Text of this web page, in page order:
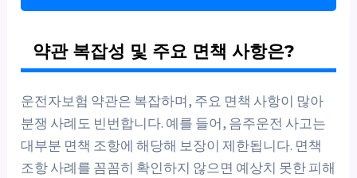
약관 복잡성 및 주요 면책 사항은?
운전자보험 약관은 복잡하며, 주요 면책 사항이 많아
분쟁 사례도 빈번합니다. 예를 들어, 음주운전 사고는
대부분 면책 조항에 해당해 보장이 제한됩니다. 면책
조항 사례를 꼼꼼히 확인하지 않으면 예상치 못한 피해